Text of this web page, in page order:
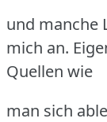
und manche
mich an.
Quellen wie
man sich